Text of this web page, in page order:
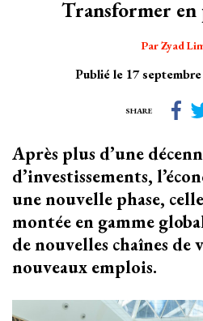
Transformer
Par Zyad
Publié le 17 septembre
SHARE
Après plus d’une
d’investissements,
une nouvelle phase,
montée en gamme
de nouvelles chaînes de
nouveaux emplois.